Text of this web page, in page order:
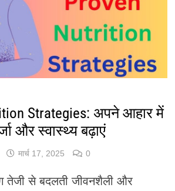
Strategies: अपने आहार में
और स्वास्थ्य बढ़ाएं
मार्च 17, 2025 0
से बदलती जीवनशैली और